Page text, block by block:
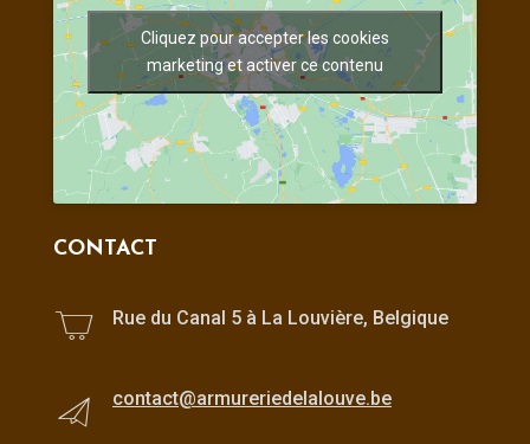
Cliquez pour accepter les cookies
marketing et activer ce contenu
CONTACT
Rue du Canal 5 à La Louvière, Belgique
contact@armureriedelalouve.be